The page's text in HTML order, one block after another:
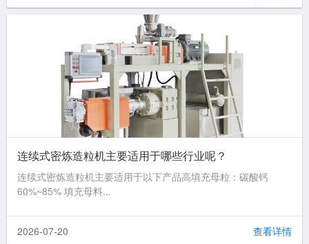
连续式密炼造粒机主要适用于哪些行业呢？
连续式密炼造粒机主要适用于以下产品高填充母粒：碳酸钙
60%~85% 填充母料...
2026-07-20 查看详情